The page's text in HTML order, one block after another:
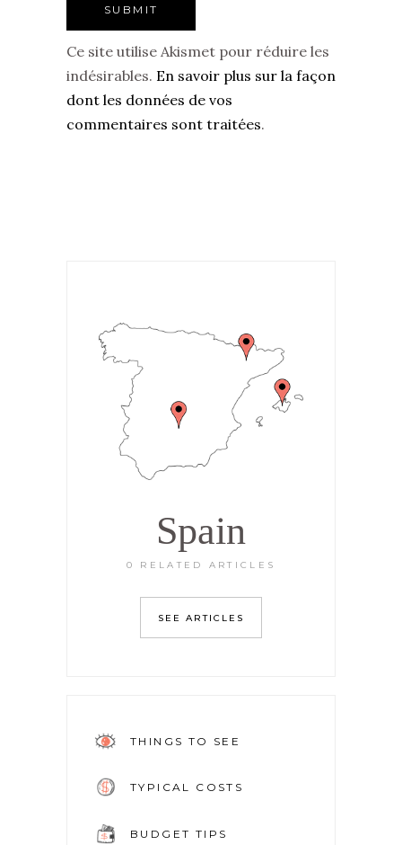
Ce site utilise Akismet pour réduire les
indésirables. En savoir plus sur la façon
dont les données de vos
commentaires sont traitées.
Spain
0 RELATED ARTICLES
SEE ARTICLES
THINGS TO SEE
TYPICAL COSTS
BUDGET TIPS